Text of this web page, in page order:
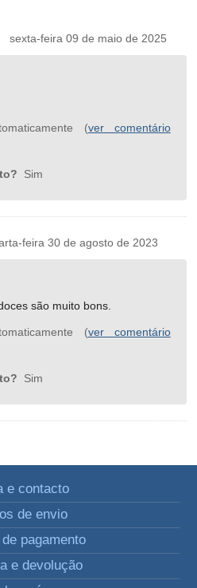
feira 09 de maio de 2025
(ver comentário
Sim
feira 30 de agosto de 2023
são muito bons.
(ver comentário
Sim
e contacto
de envio
pagamento
e devolução